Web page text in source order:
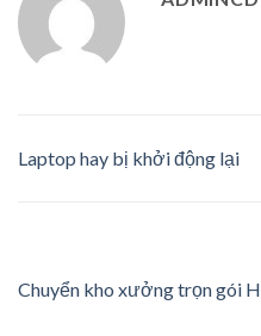
Laptop hay bị khởi động lại
Chuyển kho xưởng trọn gói